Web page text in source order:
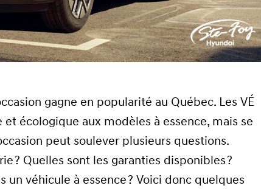
gagne en popularité au Québec. Les VÉ
écologique aux modèles à essence, mais se
peut soulever plusieurs questions.
? Quelles sont les garanties disponibles ?
un véhicule à essence ? Voici donc quelques